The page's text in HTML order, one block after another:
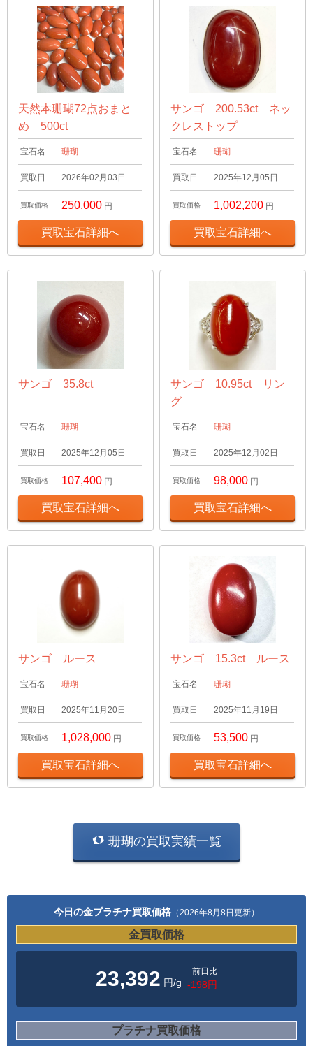
天然本珊瑚72点おまと
め 500ct
宝石名 珊瑚
買取日 2026年02月03日
買取価格 250,000 円
買取宝石詳細へ
サンゴ 200.53ct ネッ
クレストップ
宝石名 珊瑚
買取日 2025年12月05日
買取価格 1,002,200 円
買取宝石詳細へ
サンゴ 35.8ct
宝石名 珊瑚
買取日 2025年12月05日
買取価格 107,400 円
買取宝石詳細へ
サンゴ 10.95ct リン
グ
宝石名 珊瑚
買取日 2025年12月02日
買取価格 98,000 円
買取宝石詳細へ
サンゴ ルース
宝石名 珊瑚
買取日 2025年11月20日
買取価格 1,028,000 円
買取宝石詳細へ
サンゴ 15.3ct ルース
宝石名 珊瑚
買取日 2025年11月19日
買取価格 53,500 円
買取宝石詳細へ
珊瑚の買取実績一覧
今日の金プラチナ買取価格 （2026年8月8日更新）
金買取価格
23,392 円/g
前日比
-198円
プラチナ買取価格